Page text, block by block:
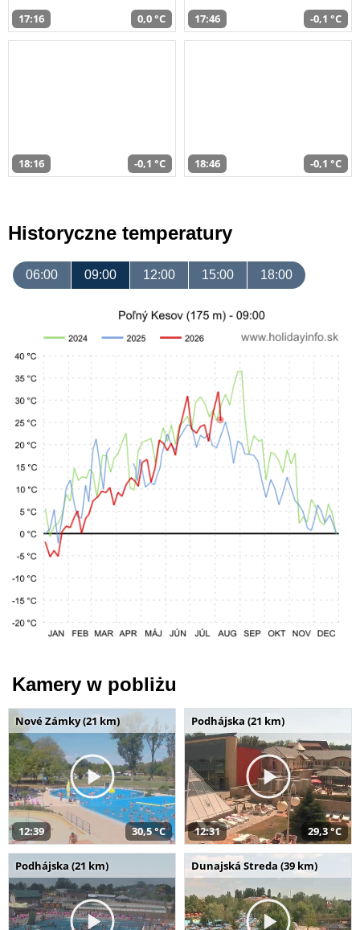
17:16 0,0 °C 17:46 -0,1 °C
18:16 -0,1 °C 18:46 -0,1 °C
Historyczne temperatury
06:00 09:00 12:00 15:00 18:00
Kamery w pobliżu
Nové Zámky (21 km)
12:39 30,5 °C
Podhájska (21 km)
12:31 29,3 °C
Podhájska (21 km) Dunajská Streda (39 km)